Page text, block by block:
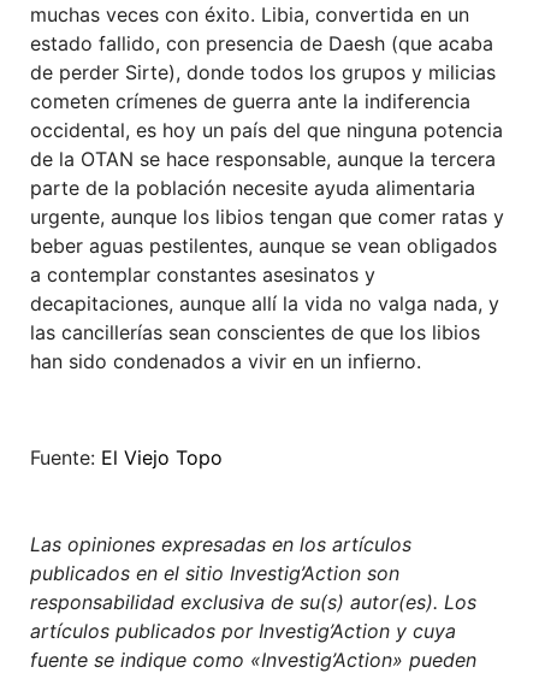
muchas veces con éxito. Libia, convertida en un
estado fallido, con presencia de Daesh (que acaba
de perder Sirte), donde todos los grupos y milicias
cometen crímenes de guerra ante la indiferencia
occidental, es hoy un país del que ninguna potencia
de la OTAN se hace responsable, aunque la tercera
parte de la población necesite ayuda alimentaria
urgente, aunque los libios tengan que comer ratas y
beber aguas pestilentes, aunque se vean obligados
a contemplar constantes asesinatos y
decapitaciones, aunque allí la vida no valga nada, y
las cancillerías sean conscientes de que los libios
han sido condenados a vivir en un infierno.
Fuente: El Viejo Topo
Las opiniones expresadas en los artículos
publicados en el sitio Investig’Action son
responsabilidad exclusiva de su(s) autor(es). Los
artículos publicados por Investig’Action y cuya
fuente se indique como «Investig’Action» pueden